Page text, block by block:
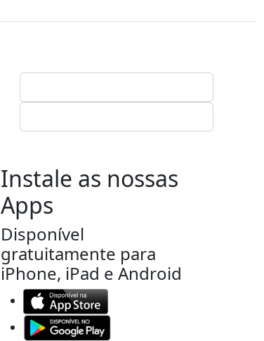
Instale as nossas
Apps
Disponível
gratuitamente para
iPhone, iPad e Android